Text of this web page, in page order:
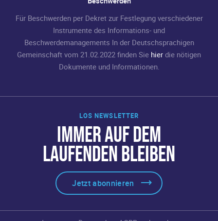
LOS NEWSLETTER
IMMER AUF DEM
LAUFENDEN BLEIBEN
Jetzt abonnieren
Für Beschwerden per Dekret zur Festlegung verschiedener
Instrumente des Informations- und
Beschwerdemanagements In der Deutschsprachigen
Gemeinschaft vom 21.02.2022 finden Sie hier die nötigen
Dokumente und Informationen.